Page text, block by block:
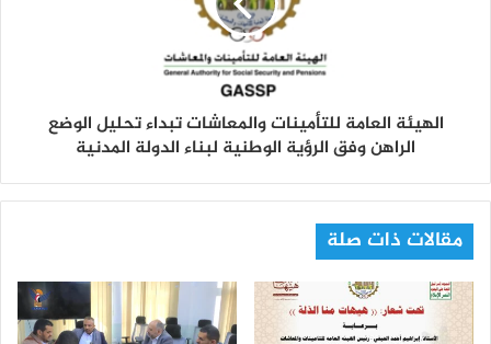
الهيئة العامة للتأمينات والمعاشات تبداء تحليل الوضع
الراهن وفق الرؤية الوطنية لبناء الدولة المدنية
مقالات ذات صلة